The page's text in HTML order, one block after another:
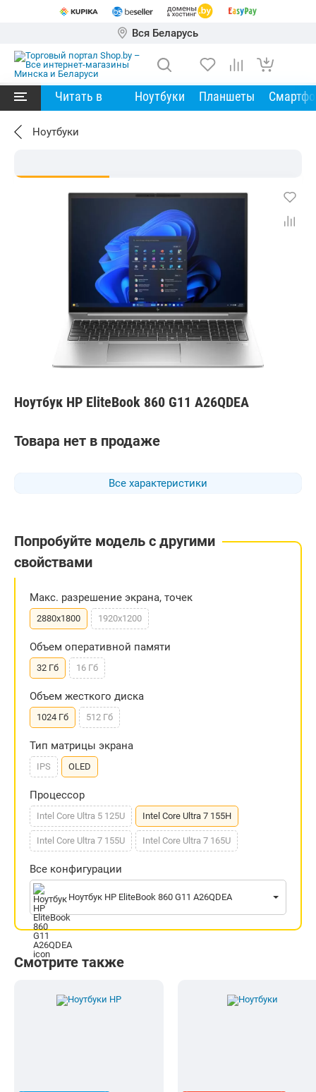
Вся Беларусь
Читать в Ноутбуки Планшеты
Ноутбуки
Ноутбук HP EliteBook 860 G11 A26QDEA
Все характеристики
Товара нет в продаже
Попробуйте модель с другими
свойствами
Макс. разрешение экрана, точек
2880x1800 1920x1200
Объем оперативной памяти
32 Гб 16 Гб
Объем жесткого диска
1024 Гб 512 Гб
Тип матрицы экрана
IPS OLED
Процессор
Intel Core Ultra 5 125U Intel Core Ultra 7 155H
Intel Core Ultra 7 155U Intel Core Ultra 7 165U
Все конфигурации
Ноутбук HP EliteBook 860 G11 A26QDEA
Смотрите также